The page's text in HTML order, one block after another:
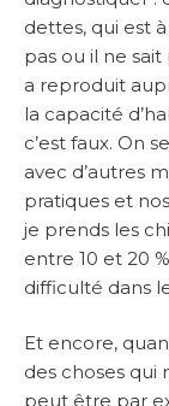
dettes, qui est
pas ou il ne sait
a reproduit
la capacité
c’est faux. On
avec d’autres
pratiques et
je prends les
entre 10 et 20
difficulté dans
Et encore,
des choses qui
peut être par